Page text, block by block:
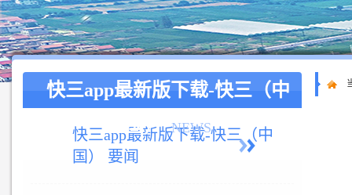
快三app最新版下载-快三（中
国） NEWS
快三app最新版下载-快三（中
国） 要闻